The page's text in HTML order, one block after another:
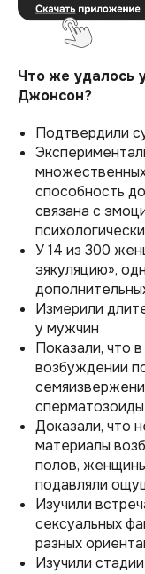
Что же удалось
Джонсон?
Подтвердили
способность
связана с
У 14 из 300
эякуляцию»,
Измерили
у мужчин
Показали, что
возбуждении
сперматозоиды
Доказали, что
материалы
полов,
подавляли
Изучили
сексуальных
разных
Изучили